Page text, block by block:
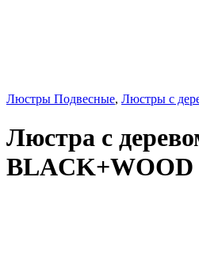
Люстры Подвесные, Люстры с
Люстра с
BLACK+WOOD